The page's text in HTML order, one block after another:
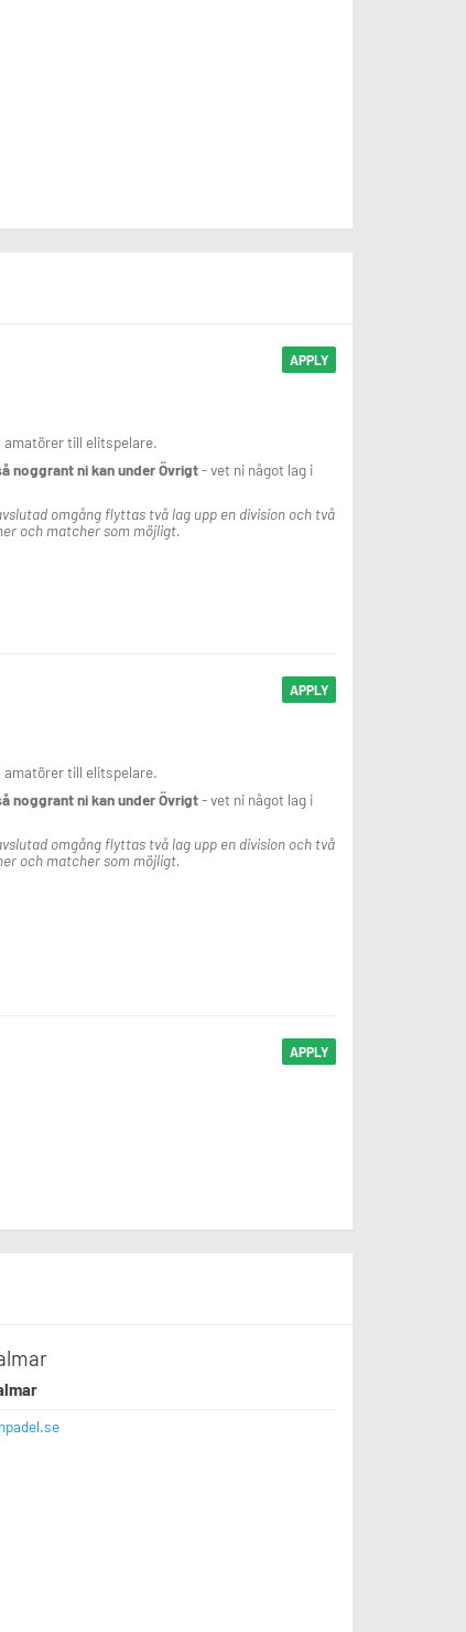
APPLY
amatörer till elitspelare.
noggrant ni kan under Övrigt- vet ni något lag i
omgång flyttas två lag upp en division och två
och matcher som möjligt.
APPLY
amatörer till elitspelare.
noggrant ni kan under Övrigt- vet ni något lag i
omgång flyttas två lag upp en division och två
och matcher som möjligt.
APPLY